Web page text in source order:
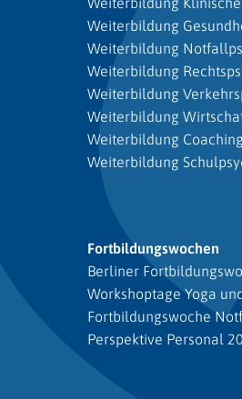
Weiterbildung
Weiterbildung
Weiterbildung
Weiterbildung
Weiterbildung
Weiterbildung Coaching
Weiterbildung
Fortbildungswochen
Berliner
Workshoptage Yoga
Fortbildungswoche
Perspektive Personal